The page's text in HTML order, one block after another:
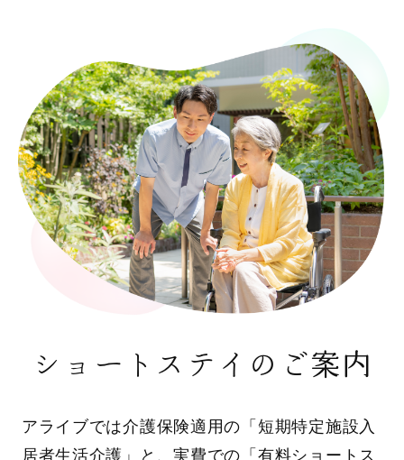
ショートステイのご案内
アライブでは介護保険適用の「短期特定施設入
居者生活介護」と、実費での「有料ショートス